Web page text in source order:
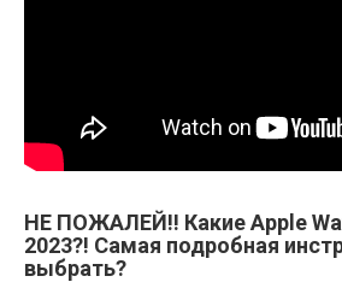
НЕ ПОЖАЛЕЙ!! Какие Apple
2023?! Самая подробная
выбрать?